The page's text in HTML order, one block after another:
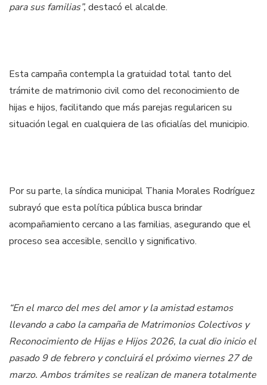
para sus familias”, destacó el alcalde.
Esta campaña contempla la gratuidad total tanto del
trámite de matrimonio civil como del reconocimiento de
hijas e hijos, facilitando que más parejas regularicen su
situación legal en cualquiera de las oficialías del municipio.
Por su parte, la síndica municipal Thania Morales Rodríguez
subrayó que esta política pública busca brindar
acompañamiento cercano a las familias, asegurando que el
proceso sea accesible, sencillo y significativo.
“En el marco del mes del amor y la amistad estamos
llevando a cabo la campaña de Matrimonios Colectivos y
Reconocimiento de Hijas e Hijos 2026, la cual dio inicio el
pasado 9 de febrero y concluirá el próximo viernes 27 de
marzo. Ambos trámites se realizan de manera totalmente